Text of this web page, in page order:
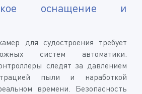
оснащение и
для судостроения требует
систем автоматики.
следят за давлением
пыли и наработкой
времени. Безопасность